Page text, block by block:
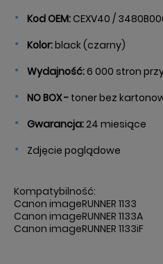
Kod OEM: CEXV40 /
Kolor:black (czarny)
Wydajność:6 000 stron
NO BOX - toner bez
Gwarancja:24 miesiące
Zdjęcie poglądowe
Kompatybilność:
Canon imageRUNNER 1133
Canon imageRUNNER 1133A
Canon imageRUNNER 1133iF